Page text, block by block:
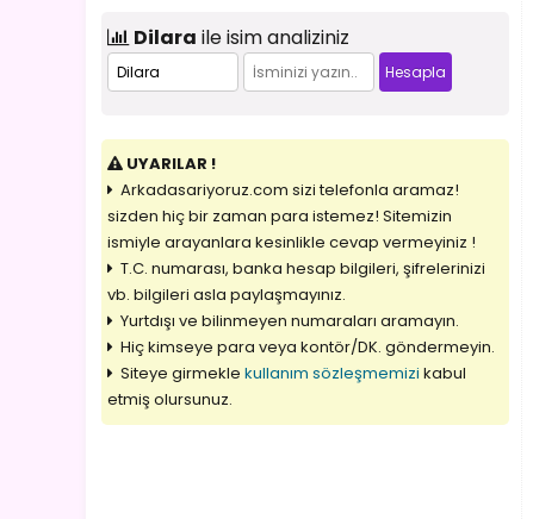
Dilara ile isim analiziniz
UYARILAR !
Arkadasariyoruz.com sizi telefonla aramaz!
sizden hiç bir zaman para istemez! Sitemizin
ismiyle arayanlara kesinlikle cevap vermeyiniz !
T.C. numarası, banka hesap bilgileri, şifrelerinizi
vb. bilgileri asla paylaşmayınız.
Yurtdışı ve bilinmeyen numaraları aramayın.
Hiç kimseye para veya kontör/DK. göndermeyin.
Siteye girmekle kullanım sözleşmemizi kabul
etmiş olursunuz.